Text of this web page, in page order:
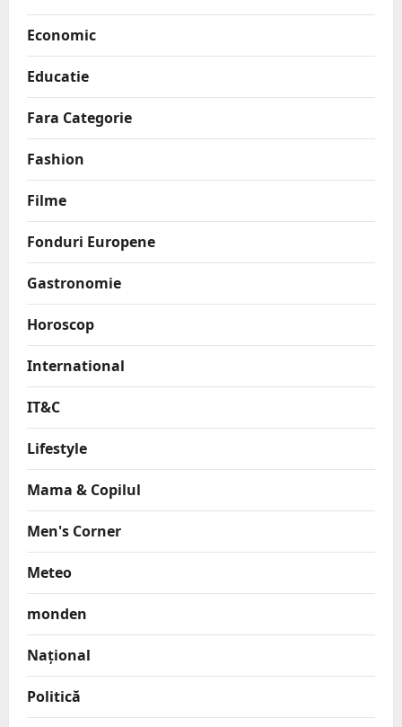
Economic
Educatie
Fara Categorie
Fashion
Filme
Fonduri Europene
Gastronomie
Horoscop
International
IT&C
Lifestyle
Mama & Copilul
Men's Corner
Meteo
monden
Național
Politică